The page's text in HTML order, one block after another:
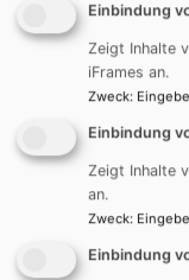
Holzschwang
St.-Georg-Str. 14
89233 Neu-Ulm
E-Mail:
07307 / 92
Das Telefon ist
Rufumleitung auf
Einbindung
Zeigt Inhalte
iFrames an.
Zweck:
Einbindung
Zeigt Inhalte
an.
Zweck:
Einbindung